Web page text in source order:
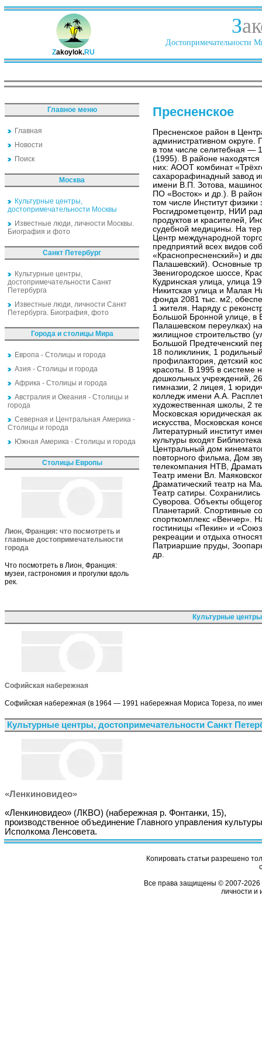
Zakoylok.RU
З
Достопримечательности
Главное меню
Главная
Новости
Поиск
Москва
Культурные центры,
достопримечательности Москвы
Известные люди, личности Москвы.
Биография и фото
Санкт Петербург
Культурные центры,
достопримечательности Санкт
Петербурга
Известные люди, личности Санкт
Петербурга. Биография, фото
Города и столицы Мира
Европа - Столицы и города
Азия - Столицы и города
Африка - Столицы и города
Австралия и Океания - Столицы и
города
Северная и Центральная Америка -
Столицы и города
Южная Америка - Столицы и города
Столицы Европы
Лион, Франция: что посмотреть и
главные достопримечательности
города
Что посмотреть в Лион, Франция:
музеи, гастрономия и прогулки вдоль
рек.
Пресненское
Пресненское район в
административном округе.
в том числе селитебная —
(1995). В районе
них: АООТ комбинат
сахарорафинадный завод
имени В.П. Зотова,
ПО «Восток» и др.). В
том числе Институт
Росгидрометцентр, НИИ
продуктов и красителей,
судебной медицины. На
Центр международной
предприятий всех видов
«Краснопресненский») и
Палашевский). Основные
Звенигородское шоссе,
Кудринская улица, улица
Никитская улица и Малая
фонда 2081 тыс. м2,
1 жителя. Наряду с
Большой Бронной улице, в
Палашевском переулках)
жилищное строительство
Большой Предтеченский
18 поликлиник, 1
профилактория, детский
красоты. В 1995 в системе
дошкольных учреждений,
гимназии, 2 лицея, 1
колледж имени А.А.
художественная школы, 2
Московская юридическая
искусства, Московская
Литературный институт
культуры входят
Центральный дом
повторного фильма, Дом
телекомпания НТВ,
Театр имени Вл.
Драматический театр на
Театр сатиры.
Суворова. Объекты
Планетарий. Спортивные
спорткомплекс «Венчер».
гостиницы «Пекин» и
рекреации и отдыха
Патриаршие пруды,
др.
Культурные
Софийская набережная
Софийская набережная (в 1964 — 1991 набережная Мориса Тореза, по
Культурные центры, достопримечательности Санкт
«Ленкиновидео»
«Ленкиновидео» (ЛКВО) (набережная р. Фонтанки, 15),
производственное объединение Главного управления культуры
Исполкома Ленсовета.
Копировать статьи разрешено
Все права защищены © 2007-2026
личности и